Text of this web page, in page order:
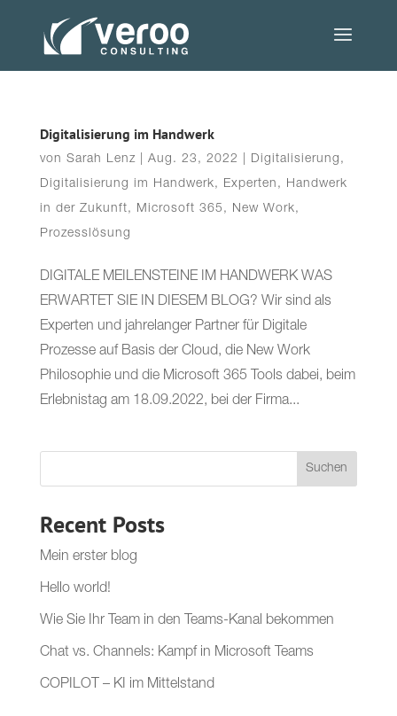
Digitalisierung im Handwerk
von Sarah Lenz| Aug. 23, 2022 Digitalisierung ,
Digitalisierung im Handwerk, Experten , Handwerk
in der Zukunft, Microsoft 365 , New Work,
Prozesslösung
DIGITALE MEILENSTEINE IM HANDWERK WAS
ERWARTET SIE IN DIESEM BLOG? Wir sind als
Experten und jahrelanger Partner für Digitale
Prozesse auf Basis der Cloud, die New Work
Philosophie und die Microsoft 365 Tools dabei, beim
Erlebnistag am 18.09.2022, bei der Firma...
Suchen
Recent Posts
Mein erster blog
Hello world!
Wie Sie Ihr Team in den Teams-Kanal bekommen
Chat vs. Channels: Kampf in Microsoft Teams
COPILOT – KI im Mittelstand